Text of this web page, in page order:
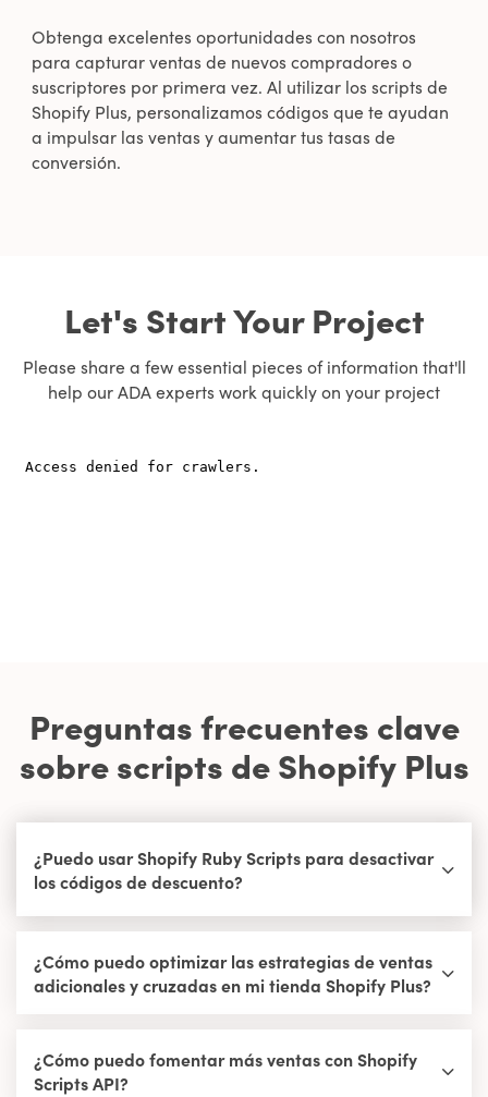
Obtenga excelentes oportunidades con nosotros
para capturar ventas de nuevos compradores o
suscriptores por primera vez. Al utilizar los scripts de
Shopify Plus, personalizamos códigos que te ayudan
a impulsar las ventas y aumentar tus tasas de
conversión.
Let's Start Your Project
Please share a few essential pieces of information that'll
help our ADA experts work quickly on your project
Preguntas frecuentes clave
sobre scripts de Shopify Plus
¿Puedo usar Shopify Ruby Scripts para desactivar
los códigos de descuento?
¿Cómo puedo optimizar las estrategias de ventas
adicionales y cruzadas en mi tienda Shopify Plus?
¿Cómo puedo fomentar más ventas con Shopify
Scripts API?